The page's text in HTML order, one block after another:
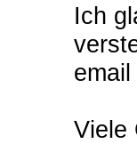
Ich
Viele